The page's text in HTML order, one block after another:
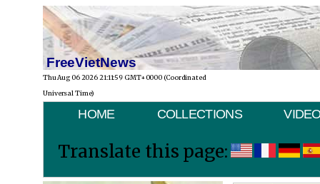
FreeVietNews
Thu Aug 06 2026 21:11:59 GMT+0000 (Coordinated
Universal Time)
HOME COLLECTIONS
Translate this page: